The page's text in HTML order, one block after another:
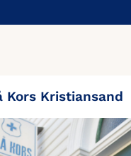
Kors Kristiansand